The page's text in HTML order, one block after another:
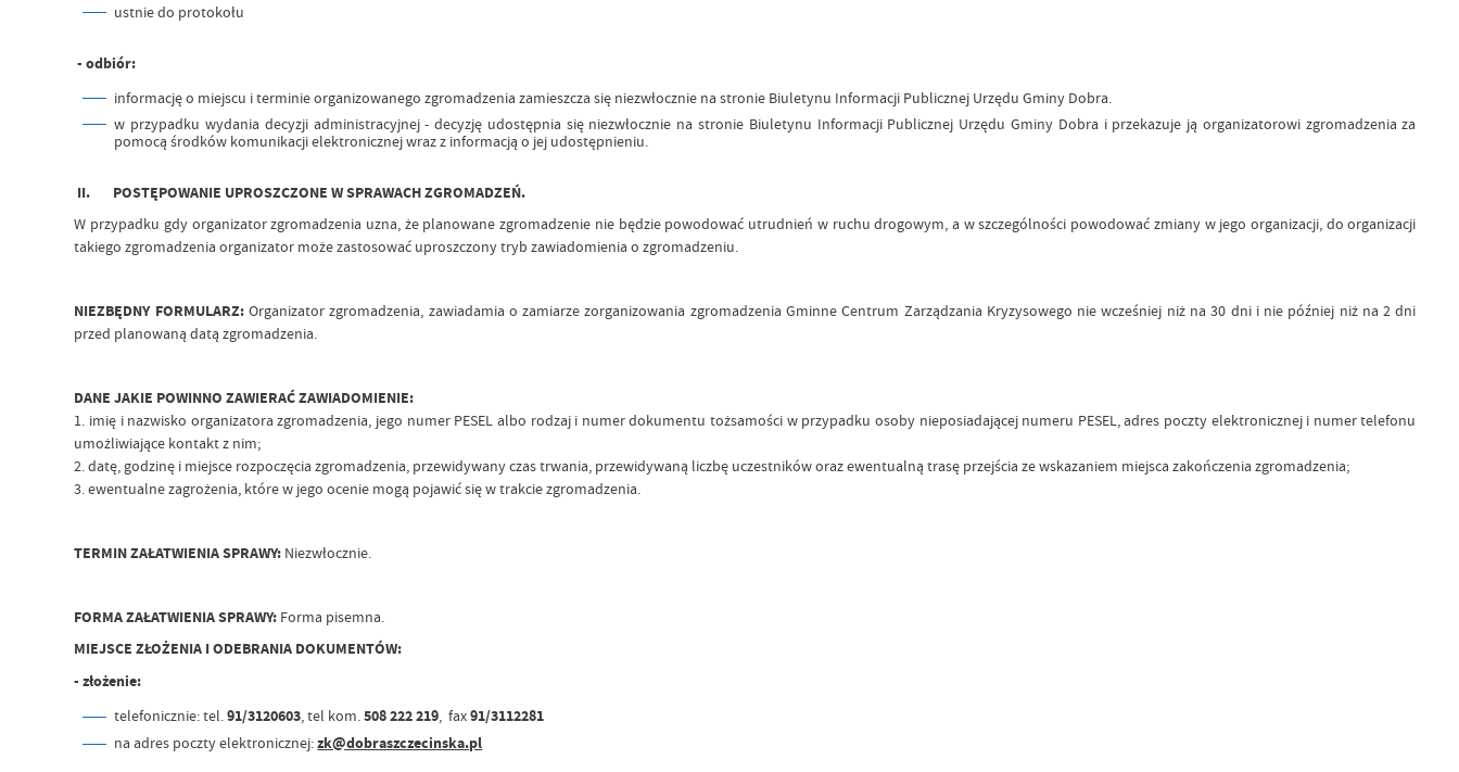
ustnie do protokołu
- odbiór:
informację o miejscu i terminie organizowanego zgromadzenia zamieszcza się niezwłocznie na stronie Biuletynu Informacji Publicznej Urzędu Gminy Dobra.
w przypadku wydania decyzji administracyjnej - decyzję udostępnia się niezwłocznie na stronie Biuletynu Informacji Publicznej Urzędu Gminy Dobra i przekazuje ją organizatorowi zgromadzenia za
pomocą środków komunikacji elektronicznej wraz z informacją o jej udostępnieniu.
II. POSTĘPOWANIE UPROSZCZONE W SPRAWACH ZGROMADZEŃ.
W przypadku gdy organizator zgromadzenia uzna, że planowane zgromadzenie nie będzie powodować utrudnień w ruchu drogowym, a w szczególności powodować zmiany w jego organizacji, do organizacji
takiego zgromadzenia organizator może zastosować uproszczony tryb zawiadomienia o zgromadzeniu.
NIEZBĘDNY FORMULARZ:Organizator zgromadzenia, zawiadamia o zamiarze zorganizowania zgromadzenia Gminne Centrum Zarządzania Kryzysowego nie wcześniej niż na 30 dni i nie później niż na 2 dni
przed planowaną datą zgromadzenia.
DANE JAKIE POWINNO ZAWIERAĆ ZAWIADOMIENIE:
1. imię i nazwisko organizatora zgromadzenia, jego numer PESEL albo rodzaj i numer dokumentu tożsamości w przypadku osoby nieposiadającej numeru PESEL, adres poczty elektronicznej i numer telefonu
umożliwiające kontakt z nim;
2. datę, godzinę i miejsce rozpoczęcia zgromadzenia, przewidywany czas trwania, przewidywaną liczbę uczestników oraz ewentualną trasę przejścia ze wskazaniem miejsca zakończenia zgromadzenia;
3. ewentualne zagrożenia, które w jego ocenie mogą pojawić się w trakcie zgromadzenia.
TERMIN ZAŁATWIENIA SPRAWY: Niezwłocznie.
FORMA ZAŁATWIENIA SPRAWY: Forma pisemna.
MIEJSCE ZŁOŻENIA I ODEBRANIA DOKUMENTÓW:
- złożenie:
telefonicznie: tel.91/3120603, tel kom.508 222 219, fax91/3112281
na adres poczty elektronicznej:zk@dobraszczecinska.pl